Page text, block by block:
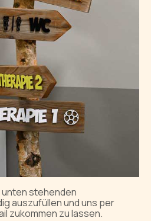
unten stehenden
auszufüllen und uns per
zukommen zu lassen.